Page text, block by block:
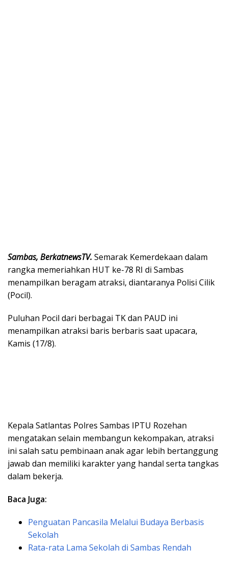
Sambas, BerkatnewsTV. Semarak Kemerdekaan dalam
rangka memeriahkan HUT ke-78 RI di Sambas
menampilkan beragam atraksi, diantaranya Polisi Cilik
(Pocil).
Puluhan Pocil dari berbagai TK dan PAUD ini
menampilkan atraksi baris berbaris saat upacara,
Kamis (17/8).
Kepala Satlantas Polres Sambas IPTU Rozehan
mengatakan selain membangun kekompakan, atraksi
ini salah satu pembinaan anak agar lebih bertanggung
jawab dan memiliki karakter yang handal serta tangkas
dalam bekerja.
Baca Juga:
Penguatan Pancasila Melalui Budaya Berbasis
Sekolah
Rata-rata Lama Sekolah di Sambas Rendah